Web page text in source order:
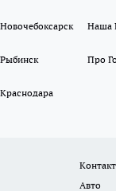
Наша
Про
Авто